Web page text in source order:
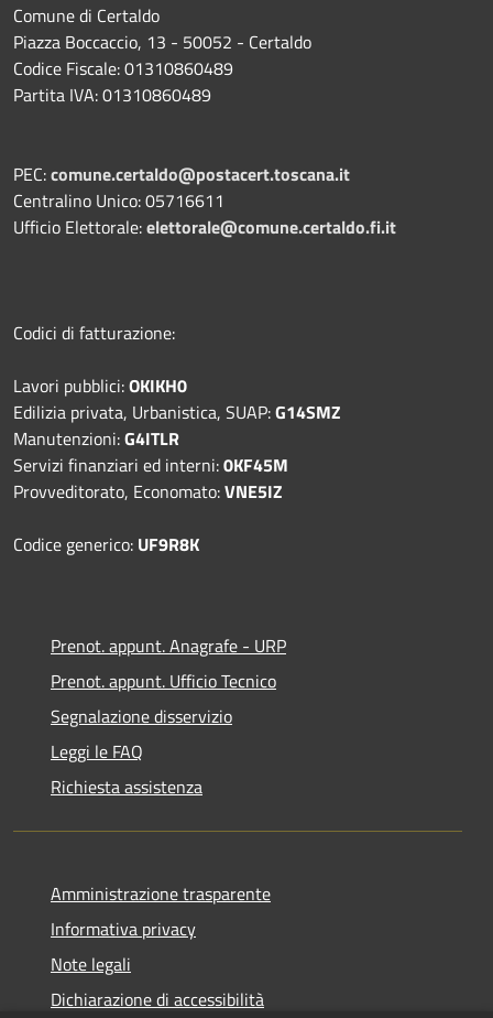
Comune di Certaldo
Piazza Boccaccio, 13 - 50052 - Certaldo
Codice Fiscale: 01310860489
Partita IVA: 01310860489
PEC:comune.certaldo@postacert.toscana.it
Centralino Unico: 05716611
Ufficio Elettorale:elettorale@comune.certaldo.fi.it
Codici di fatturazione:
Lavori pubblici:OKIKH0
Edilizia privata, Urbanistica, SUAP:G14SMZ
Manutenzioni:G4ITLR
Servizi finanziari ed interni:0KF45M
Provveditorato, Economato:VNE5IZ
Codice generico: UF9R8K
Prenot. appunt. Anagrafe - URP
Prenot. appunt. Ufficio Tecnico
Segnalazione disservizio
Leggi le FAQ
Richiesta assistenza
Amministrazione trasparente
Informativa privacy
Note legali
Dichiarazione di accessibilità